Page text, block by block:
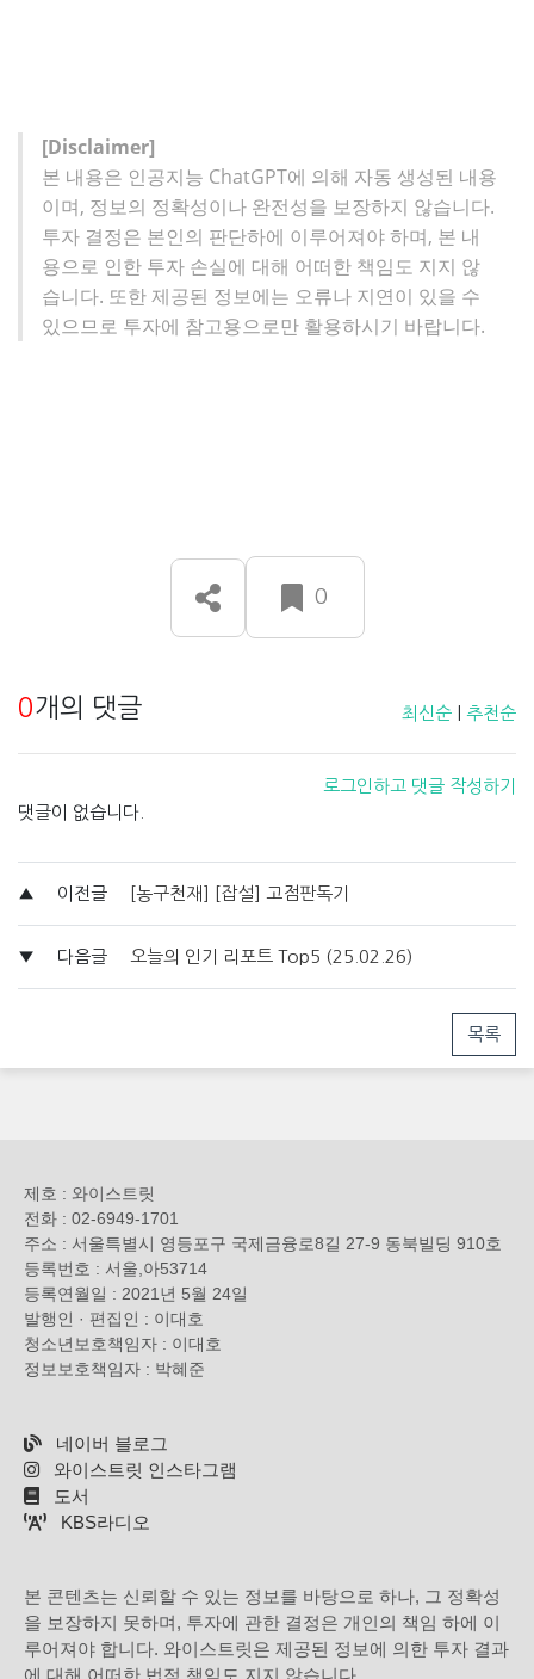
[Disclaimer]
본 내용은 인공지능 ChatGPT에 의해 자동 생성된 내용
이며, 정보의 정확성이나 완전성을 보장하지 않습니다.
투자 결정은 본인의 판단하에 이루어져야 하며, 본 내
용으로 인한 투자 손실에 대해 어떠한 책임도 지지 않
습니다. 또한 제공된 정보에는 오류나 지연이 있을 수
있으므로 투자에 참고용으로만 활용하시기 바랍니다.
0
0개의 댓글 최신순 추천순
로그인하고 댓글 작성하기
댓글이 없습니다.
▲ 이전글 [농구천재] [잡설] 고점판독기
▼ 다음글 오늘의 인기 리포트 Top5 (25.02.26)
목록
제호 : 와이스트릿
전화 : 02-6949-1701
주소 : 서울특별시 영등포구 국제금융로8길 27-9 동북빌딩 910호
등록번호 : 서울,아53714
등록연월일 : 2021년 5월 24일
발행인 · 편집인 : 이대호
청소년보호책임자 : 이대호
정보보호책임자 : 박혜준
네이버 블로그
와이스트릿 인스타그램
도서
KBS라디오
본 콘텐츠는 신뢰할 수 있는 정보를 바탕으로 하나, 그 정확성
을 보장하지 못하며, 투자에 관한 결정은 개인의 책임 하에 이
루어져야 합니다. 와이스트릿은 제공된 정보에 의한 투자 결과
에 대해 어떠한 법적 책임도 지지 않습니다.